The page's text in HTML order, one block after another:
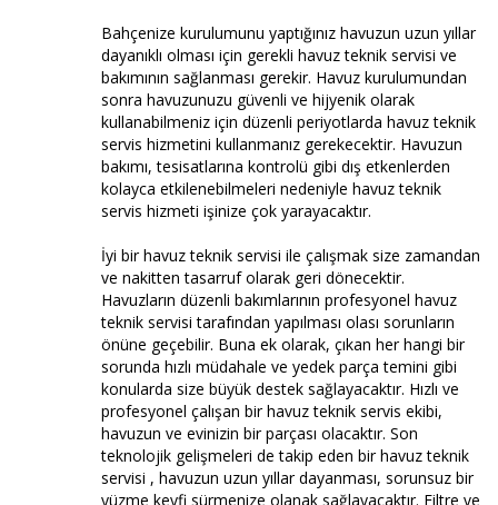
Bahçenize kurulumunu yaptığınız havuzun uzun yıllar
dayanıklı olması için gerekli havuz teknik servisi ve
bakımının sağlanması gerekir. Havuz kurulumundan
sonra havuzunuzu güvenli ve hijyenik olarak
kullanabilmeniz için düzenli periyotlarda havuz teknik
servis hizmetini kullanmanız gerekecektir. Havuzun
bakımı, tesisatlarına kontrolü gibi dış etkenlerden
kolayca etkilenebilmeleri nedeniyle havuz teknik
servis hizmeti işinize çok yarayacaktır.
İyi bir havuz teknik servisi ile çalışmak size zamandan
ve nakitten tasarruf olarak geri dönecektir.
Havuzların düzenli bakımlarının profesyonel havuz
teknik servisi tarafından yapılması olası sorunların
önüne geçebilir. Buna ek olarak, çıkan her hangi bir
sorunda hızlı müdahale ve yedek parça temini gibi
konularda size büyük destek sağlayacaktır. Hızlı ve
profesyonel çalışan bir havuz teknik servis ekibi,
havuzun ve evinizin bir parçası olacaktır. Son
teknolojik gelişmeleri de takip eden bir havuz teknik
servisi , havuzun uzun yıllar dayanması, sorunsuz bir
yüzme keyfi sürmenize olanak sağlayacaktır. Filtre ve